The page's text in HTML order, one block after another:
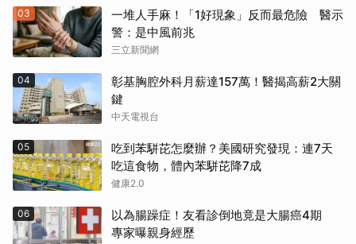
03
一堆人手麻！「1好現象」反而最危險 醫示
警：是中風前兆
三立新聞網
04
彰基胸腔外科月薪達157萬！醫揭高薪2大關
鍵
中天電視台
05
吃到苯駢芘怎麼辦？美國研究發現：連7天
吃這食物，體內苯駢芘降7成
健康2.0
06
以為腸躁症！友看診倒地竟是大腸癌4期
專家曝親身經歷